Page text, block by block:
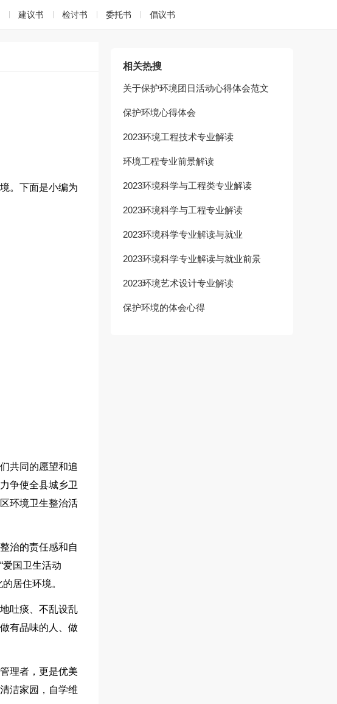
建议书 检讨书 委托书 倡议书
。下面是小编为
共同的愿望和追
争使全县城乡卫
环境卫生整治活
治的责任感和自
国卫生活动
居住环境。
吐痰、不乱设乱
有品味的人、做
理者，更是优美
洁家园，自学维
相关热搜
关于保护环境团日活动心得体会范文
保护环境心得体会
2023环境工程技术专业解读
环境工程专业前景解读
2023环境科学与工程类专业解读
2023环境科学与工程专业解读
2023环境科学专业解读与就业
2023环境科学专业解读与就业前景
2023环境艺术设计专业解读
保护环境的体会心得